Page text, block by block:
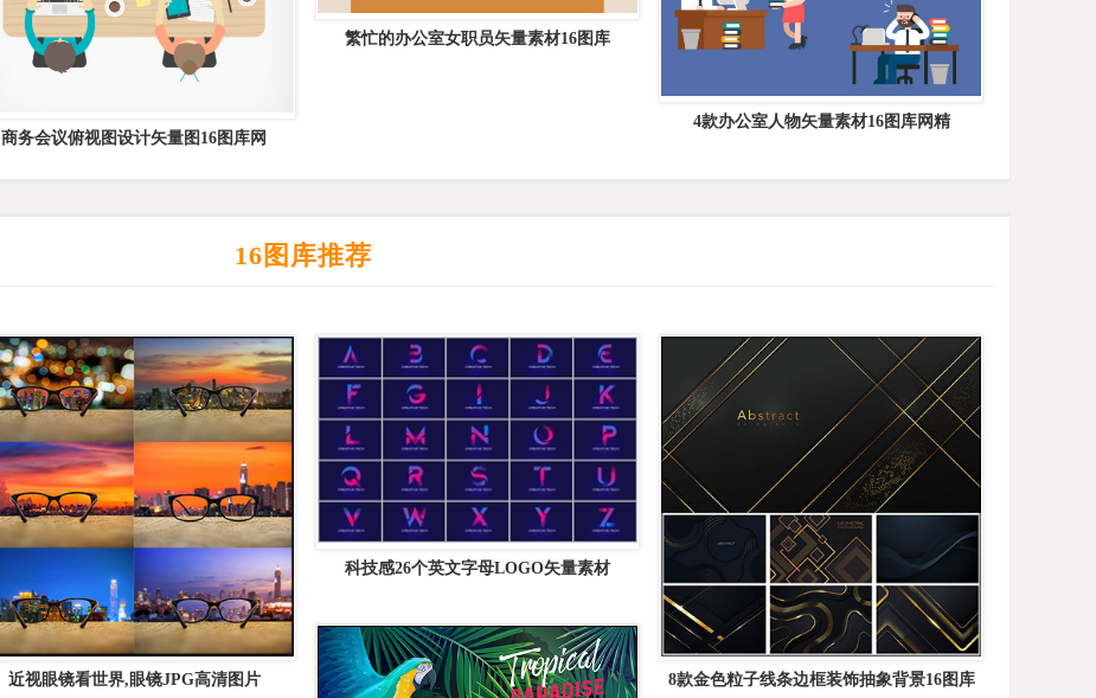
繁忙的办公室女职员矢量素材16图库
4款办公室人物矢量素材16图库网精
商务会议俯视图设计矢量图16图库网
16图库推荐
近视眼镜看世界,眼镜JPG高清图片
科技感26个英文字母LOGO矢量素材
8款金色粒子线条边框装饰抽象背景16图库